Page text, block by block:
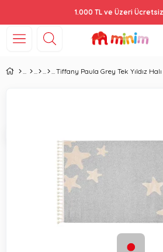
1.000 TL ve Üzeri
Tiffany Paula Grey Tek Yıldız Halı